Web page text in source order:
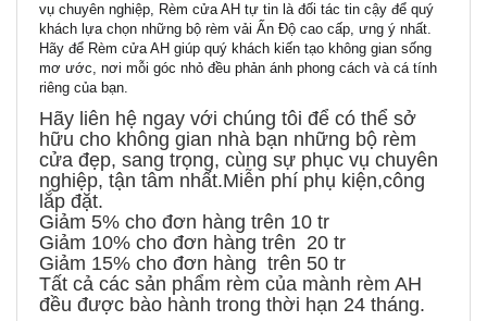
vụ chuyên nghiệp, Rèm cửa AH tự tin là đối tác tin cậy để quý
khách lựa chọn những bộ rèm vải Ấn Độ cao cấp, ưng ý nhất.
Hãy để Rèm cửa AH giúp quý khách kiến tạo không gian sống
mơ ước, nơi mỗi góc nhỏ đều phản ánh phong cách và cá tính
riêng của bạn.
Hãy liên hệ ngay với chúng tôi để có thể sở
hữu cho không gian nhà bạn những bộ rèm
cửa đẹp, sang trọng, cùng sự phục vụ chuyên
nghiệp, tận tâm nhất.Miễn phí phụ kiện,công
lắp đặt.
Giảm 5% cho đơn hàng trên 10 tr
Giảm 10% cho đơn hàng trên 20 tr
Giảm 15% cho đơn hàng trên 50 tr
Tất cả các sản phẩm rèm của mành rèm AH
đều được bào hành trong thời hạn 24 tháng.